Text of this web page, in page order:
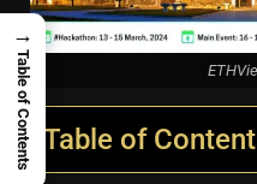
Table of
→
Table of Contents